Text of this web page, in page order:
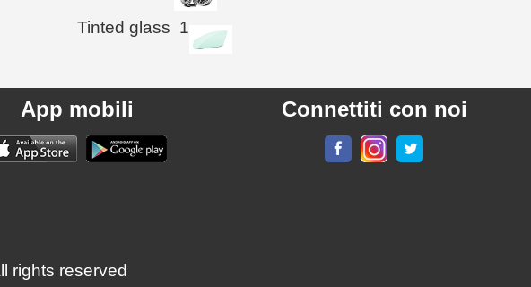
Tinted glass 1
App mobili Connettiti con noi
rights reserved